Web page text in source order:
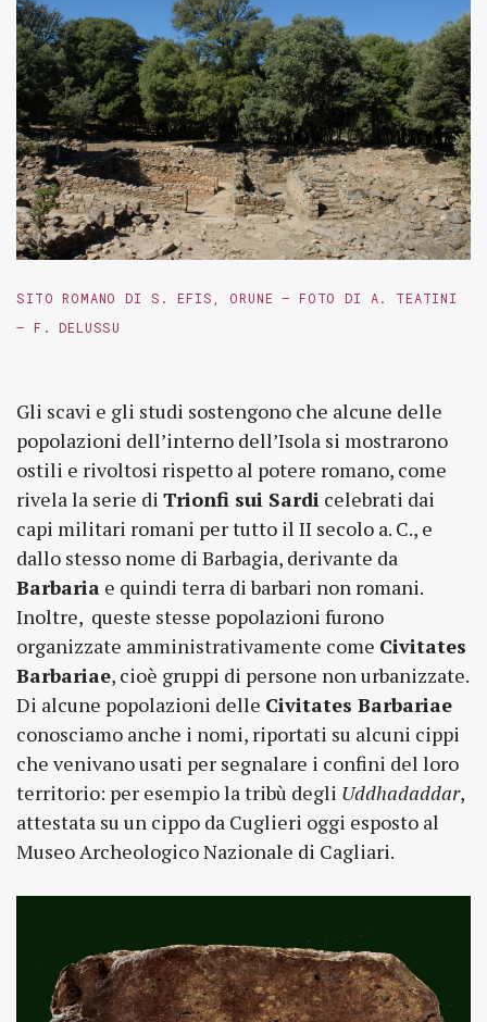
SITO ROMANO DI S. EFIS, ORUNE – FOTO DI A. TEATINI
– F. DELUSSU
Gli scavi e gli studi sostengono che alcune delle
popolazioni dell’interno dell’Isola si mostrarono
ostili e rivoltosi rispetto al potere romano, come
rivela la serie di Trionfi sui Sardi celebrati dai
capi militari romani per tutto il II secolo a. C., e
dallo stesso nome di Barbagia, derivante da
Barbaria e quindi terra di barbari non romani.
Inoltre, queste stesse popolazioni furono
organizzate amministrativamente come Civitates
Barbariae, cioè gruppi di persone non urbanizzate.
Di alcune popolazioni delle Civitates Barbariae
conosciamo anche i nomi, riportati su alcuni cippi
che venivano usati per segnalare i confini del loro
territorio: per esempio la tribù degli Uddhadaddar,
attestata su un cippo da Cuglieri oggi esposto al
Museo Archeologico Nazionale di Cagliari.